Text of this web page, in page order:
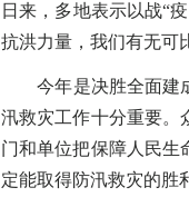
日来，多地表示以战“
抗洪力量，我们有无可
今年是决胜全面建成
汛救灾工作十分重要。
门和单位把保障人民生
定能取得防汛救灾的胜